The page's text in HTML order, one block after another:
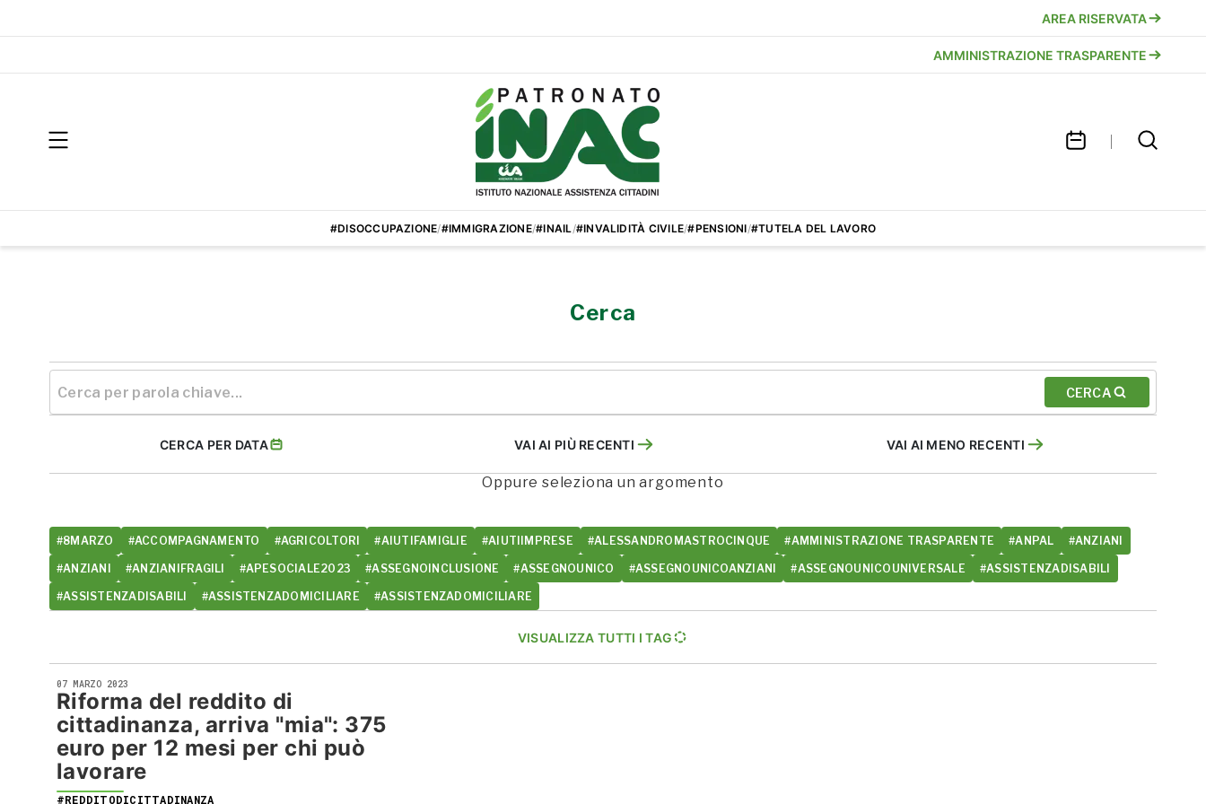
AREA RISERVATA
AMMINISTRAZIONE TRASPARENTE
#DISOCCUPAZIONE/#IMMIGRAZIONE/#INAIL/#INVALIDITÀ CIVILE/#PENSIONI/#TUTELA DEL LAVORO
Cerca
CERCA
CERCA PER DATA VAI AI PIÙ RECENTI VAI AI MENO RECENTI
Oppure seleziona un argomento
#8MARZO #ACCOMPAGNAMENTO #AGRICOLTORI #AIUTIFAMIGLIE #AIUTIIMPRESE #ALESSANDROMASTROCINQUE #AMMINISTRAZIONE TRASPARENTE #ANPAL #ANZIANI
#ANZIANI #ANZIANIFRAGILI #APESOCIALE2023 #ASSEGNOINCLUSIONE #ASSEGNOUNICO #ASSEGNOUNICOANZIANI #ASSEGNOUNICOUNIVERSALE #ASSISTENZADISABILI
#ASSISTENZADISABILI #ASSISTENZADOMICILIARE #ASSISTENZADOMICILIARE
VISUALIZZA TUTTI I TAG
07 MARZO 2023
Riforma del reddito di
cittadinanza, arriva "mia": 375
euro per 12 mesi per chi può
lavorare
#REDDITODICITTADINANZA